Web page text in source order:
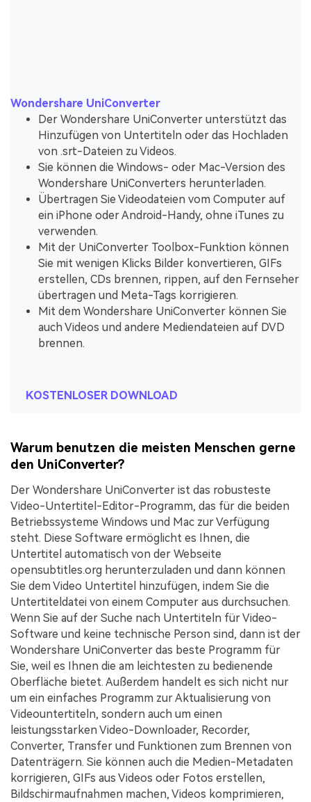
Wondershare UniConverter
Der Wondershare UniConverter unterstützt das
Hinzufügen von Untertiteln oder das Hochladen
von .srt-Dateien zu Videos.
Sie können die Windows- oder Mac-Version des
Wondershare UniConverters herunterladen.
Übertragen Sie Videodateien vom Computer auf
ein iPhone oder Android-Handy, ohne iTunes zu
verwenden.
Mit der UniConverter Toolbox-Funktion können
Sie mit wenigen Klicks Bilder konvertieren, GIFs
erstellen, CDs brennen, rippen, auf den Fernseher
übertragen und Meta-Tags korrigieren.
Mit dem Wondershare UniConverter können Sie
auch Videos und andere Mediendateien auf DVD
brennen.
KOSTENLOSER DOWNLOAD
Warum benutzen die meisten Menschen gerne
den UniConverter?
Der Wondershare UniConverter ist das robusteste
Video-Untertitel-Editor-Programm, das für die beiden
Betriebssysteme Windows und Mac zur Verfügung
steht. Diese Software ermöglicht es Ihnen, die
Untertitel automatisch von der Webseite
opensubtitles.org herunterzuladen und dann können
Sie dem Video Untertitel hinzufügen, indem Sie die
Untertiteldatei von einem Computer aus durchsuchen.
Wenn Sie auf der Suche nach Untertiteln für Video-
Software und keine technische Person sind, dann ist der
Wondershare UniConverter das beste Programm für
Sie, weil es Ihnen die am leichtesten zu bedienende
Oberfläche bietet. Außerdem handelt es sich nicht nur
um ein einfaches Programm zur Aktualisierung von
Videountertiteln, sondern auch um einen
leistungsstarken Video-Downloader, Recorder,
Converter, Transfer und Funktionen zum Brennen von
Datenträgern. Sie können auch die Medien-Metadaten
korrigieren, GIFs aus Videos oder Fotos erstellen,
Bildschirmaufnahmen machen, Videos komprimieren,